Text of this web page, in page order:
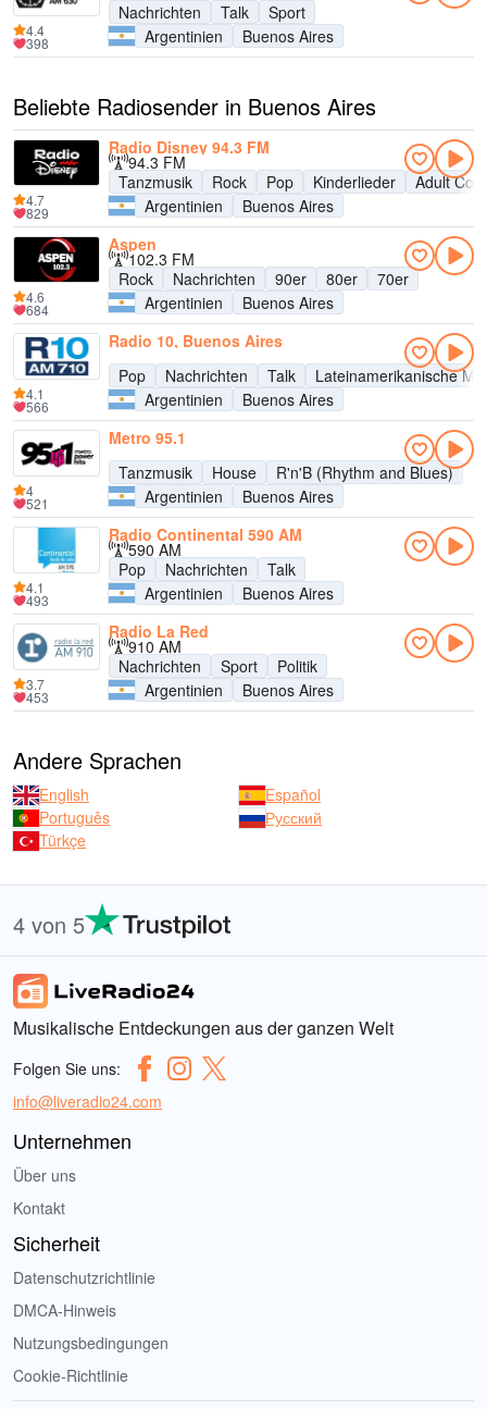
Nachrichten
Talk
Sport
Argentinien
Buenos Aires
4.4
398
Beliebte Radiosender in Buenos Aires
Radio Disney 94.3 FM
94.3 FM
Tanzmusik
Rock Pop Kinderlieder
Adult
Argentinien
Buenos Aires
4.7
829
Aspen
102.3 FM
Rock
Nachrichten 90er 80er
70er
Argentinien
Buenos Aires
4.6
684
Radio 10, Buenos Aires
Pop
Nachrichten Talk
Lateinamerikanische
Argentinien
Buenos Aires
4.1
566
Metro 95.1
Tanzmusik
House
R'n'B (Rhythm and Blues)
Argentinien
Buenos Aires
4
521
Radio Continental 590 AM
590 AM
Pop
Nachrichten
Talk
Argentinien
Buenos Aires
4.1
493
Radio La Red
910 AM
Nachrichten
Sport
Politik
Argentinien
Buenos Aires
3.7
453
Andere Sprachen
English
Español
Português
Русский
Türkçe
4 von 5
Musikalische Entdeckungen aus der ganzen Welt
Folgen Sie uns:
info@liveradio24.com
Unternehmen
Über uns
Kontakt
Sicherheit
Datenschutzrichtlinie
DMCA-Hinweis
Nutzungsbedingungen
Cookie-Richtlinie